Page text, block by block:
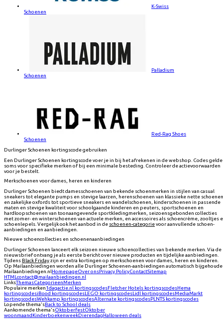
K-Swiss
Schoenen
Palladium
Schoenen
Red-Rag Shoes
Schoenen
Durlinger Schoenen kortingscode gebruiken
Een Durlinger Schoenen kortingscode voer je in bij het afrekenen in de webshop. Codes
soms voor specifieke merken of bij een minimale besteding. Controleer de actievoorwaarden
voor je bestelt.
Merkschoenen voor dames, heren en kinderen
Durlinger Schoenen biedt damesschoenen van bekende schoenmerken in stijlen van casual
sneakers tot elegante pumps en stevige laarzen, herenschoenen van klassieke nette schoenen
en zakelijke oxfords tot sportieve sneakers en wandelschoenen, kinderschoenen in passende
maten en stevige kwaliteit voor schoolgaande kinderen en peuters, sportschoenen en
hardloopschoenen van toonaangevende sportkledingmerken, seizoensgebonden collecties
met zomer- en winterschoenen van actuele merken, en accessoires als schoencrème, zooltjes
schoenlepels. Vergelijk ook het aanbod in de schoenen-categorievoor aanvullende schoen-
aanbiedingen en aanbiedingen.
Nieuwe schoencollecties en schoenenaanbiedingen
Durlinger Schoenen lanceert elk seizoen nieuwe schoencollecties van bekende merken. Via de
nieuwsbrief ontvang je als eerste bericht over nieuwe producten en tijdelijke aanbiedingen.
Tijdens Black Fridayzijn er extra kortingen op merkschoenen voor dames, heren en kinderen.
Op Mailaanbiedingen worden alle Durlinger Schoenen-aanbiedingen automatisch
Mailaanbiedingen.nlHomepageOver onsPrivacy PolicyContactSitemap
HTMLcontact@mailaanbiedingen.nl
LinksThemasCategorieenMerken
Populaire merken1dagactie.nl kortingscodesFletcher Hotels kortingscodesHema
kortingscodesiBood kortingscodesLEGO kortingscodesLidl kortingscodesMediaMarkt
kortingscodesWehkamp kortingscodesAlternate kortingscodesPLNTS kortingscodes
Lopende thema'sBack to School deals
Aankomende thema'sOktoberfestOktober
woonmaand KinderboekenweekDierendag Halloween deals